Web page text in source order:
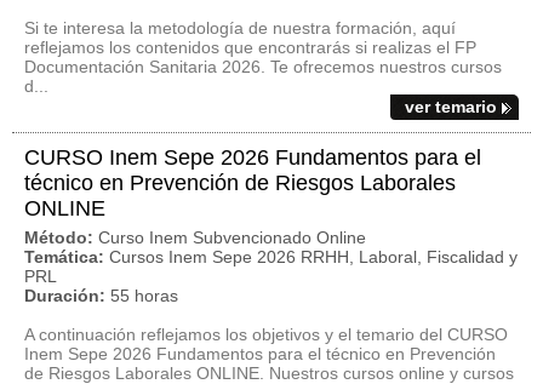
Si te interesa la metodología de nuestra formación, aquí
reflejamos los contenidos que encontrarás si realizas el FP
Documentación Sanitaria 2026. Te ofrecemos nuestros cursos
d...
ver temario
CURSO Inem Sepe 2026 Fundamentos para el
técnico en Prevención de Riesgos Laborales
ONLINE
Método: Curso Inem Subvencionado Online
Temática: Cursos Inem Sepe 2026 RRHH, Laboral, Fiscalidad y
PRL
Duración: 55 horas
A continuación reflejamos los objetivos y el temario del CURSO
Inem Sepe 2026 Fundamentos para el técnico en Prevención
de Riesgos Laborales ONLINE. Nuestros cursos online y cursos